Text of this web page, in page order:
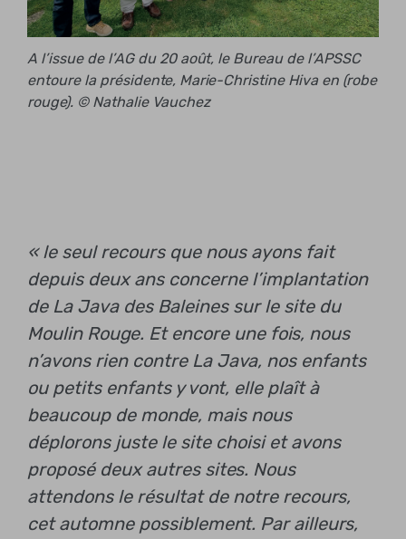
A l’issue de l’AG du 20 août, le Bureau de l’APSSC
entoure la présidente, Marie-Christine Hiva en (robe
rouge). © Nathalie Vauchez
« le seul recours que nous ayons fait
depuis deux ans concerne l’implantation
de La Java des Baleines sur le site du
Moulin Rouge. Et encore une fois, nous
n’avons rien contre La Java, nos enfants
ou petits enfants y vont, elle plaît à
beaucoup de monde, mais nous
déplorons juste le site choisi et avons
proposé deux autres sites. Nous
attendons le résultat de notre recours,
cet automne possiblement. Par ailleurs,